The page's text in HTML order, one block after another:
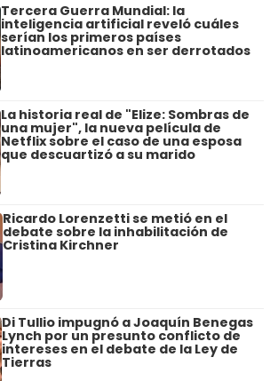
Tercera Guerra Mundial: la
inteligencia artificial reveló cuáles
serían los primeros países
latinoamericanos en ser derrotados
La historia real de "Elize: Sombras de
una mujer", la nueva película de
Netflix sobre el caso de una esposa
que descuartizó a su marido
Ricardo Lorenzetti se metió en el
debate sobre la inhabilitación de
Cristina Kirchner
Di Tullio impugnó a Joaquín Benegas
Lynch por un presunto conflicto de
intereses en el debate de la Ley de
Tierras